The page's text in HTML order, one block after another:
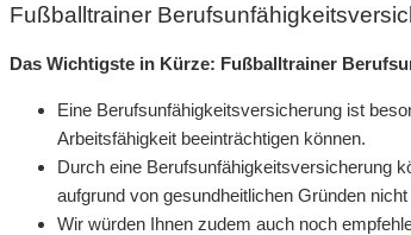
Fußballtrainer
Das Wichtigste in Kürze: Fußballtrainer
Eine Berufsunfähigkeitsversicherung ist
Arbeitsfähigkeit beeinträchtigen können.
Durch eine Berufsunfähigkeitsversicherung
aufgrund von gesundheitlichen Gründen
Wir würden Ihnen zudem auch noch